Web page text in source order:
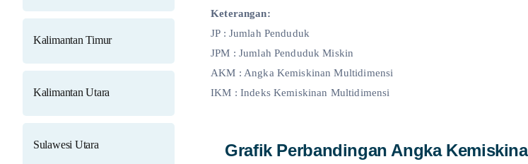
Kalimantan Timur
Kalimantan Utara
Sulawesi Utara
Keterangan:
JP : Jumlah Penduduk
JPM : Jumlah Penduduk Miskin
AKM : Angka Kemiskinan Multidimensi
IKM : Indeks Kemiskinan Multidimensi
Grafik Perbandingan Angka